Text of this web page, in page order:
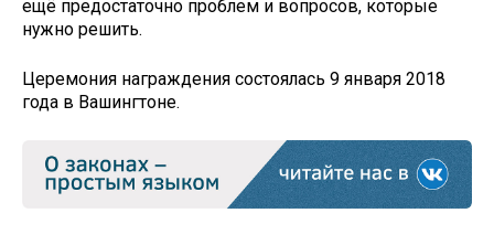
ещё предостаточно проблем и вопросов, которые
нужно решить.
Церемония награждения состоялась 9 января 2018
года в Вашингтоне.